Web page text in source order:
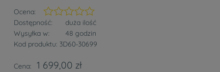
Ocena:
Dostępność:
duża ilość
Wysyłka w:
48 godzin
Kod produktu: 3D60-30699
Cena: 1 699,00 zł